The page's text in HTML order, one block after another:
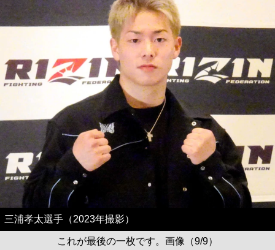
三浦孝太選手（2023年撮影）
これが最後の一枚です。画像（9/9）